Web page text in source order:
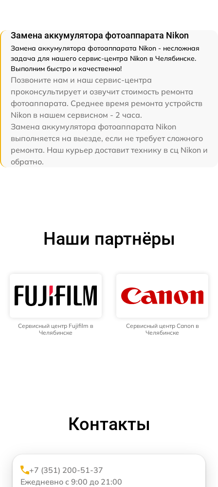
Замена аккумулятора фотоаппарата Nikon
Замена аккумулятора фотоаппарата Nikon - несложная
задача для нашего сервис-центра Nikon в Челябинске.
Выполним быстро и качественно!
Позвоните нам и наш сервис-центра
проконсультирует и озвучит стоимость ремонта
фотоаппарата. Среднее время ремонта устройств
Nikon в нашем сервисном - 2 часа.
Замена аккумулятора фотоаппарата Nikon
выполняется на выезде, если не требует сложного
ремонта. Наш курьер доставит технику в сц Nikon и
обратно.
Наши партнёры
Сервисный центр Fujifilm в
Челябинске
Сервисный центр Canon в
Челябинске
Контакты
+7 (351) 200-51-37
Ежедневно с 9:00 до 21:00